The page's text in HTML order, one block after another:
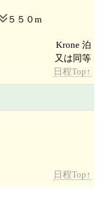
５５０m
Krone 泊
又は同等
日程Top↑
日程Top↑